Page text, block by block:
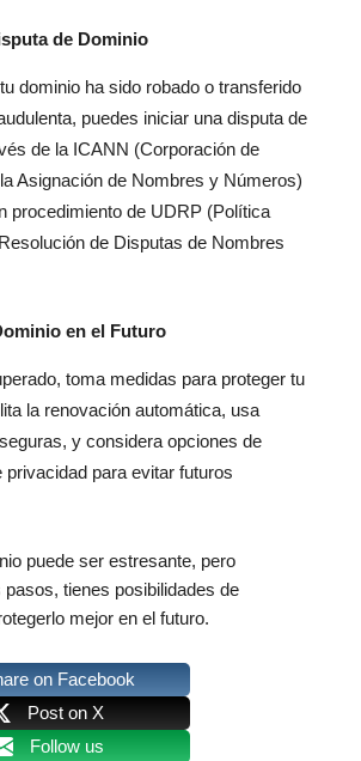
de Dominio
dominio ha sido robado o transferido
puedes iniciar una disputa de
de la ICANN (Corporación de
Asignación de Nombres y Números)
procedimiento de UDRP (Política
de Disputas de Nombres
en el Futuro
toma medidas para proteger tu
la renovación automática, usa
y considera opciones de
privacidad para evitar futuros
puede ser estresante, pero
tienes posibilidades de
mejor en el futuro.
on Facebook
Post on X
Follow us